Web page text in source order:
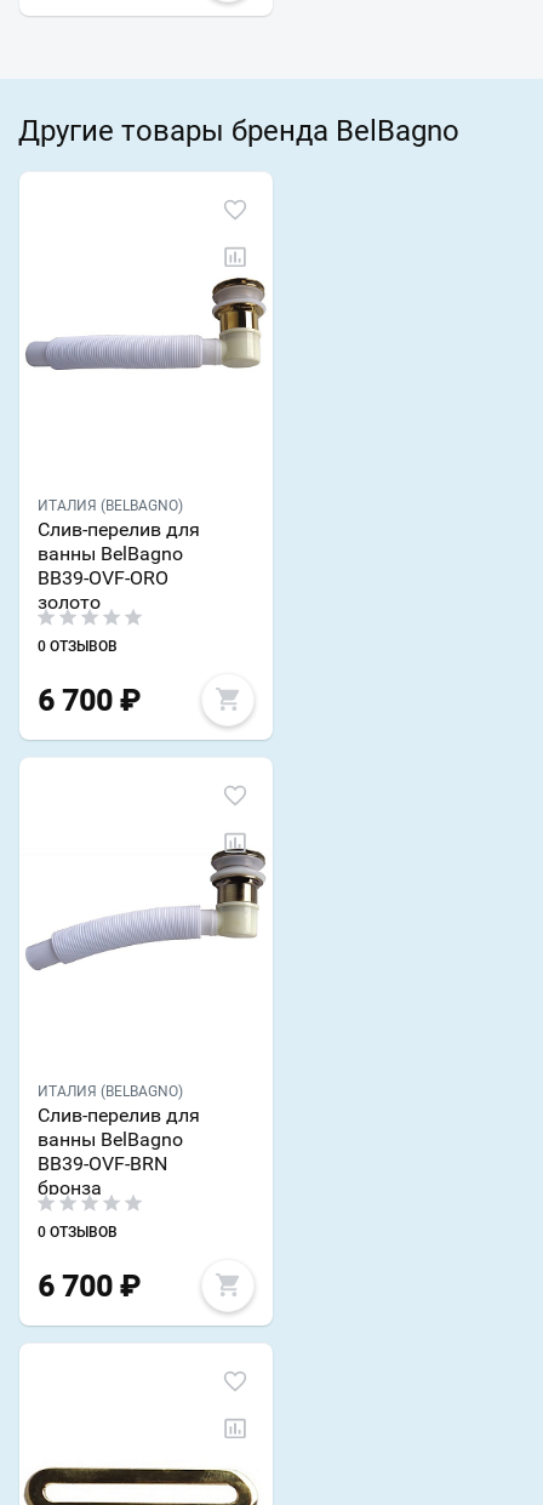
Другие товары бренда BelBagno
ИТАЛИЯ (BELBAGNO)
Слив-перелив для
ванны BelBagno
BB39-OVF-ORO
золото
0 ОТЗЫВОВ
6 700 ₽
ИТАЛИЯ (BELBAGNO)
Слив-перелив для
ванны BelBagno
BB39-OVF-BRN
бронза
0 ОТЗЫВОВ
6 700 ₽